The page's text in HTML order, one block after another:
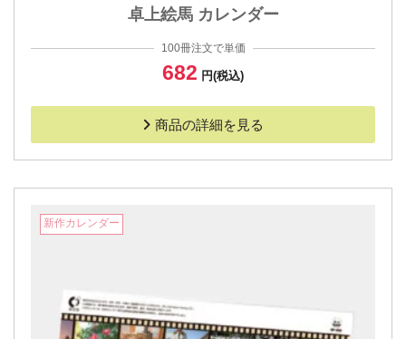
卓上絵馬 カレンダー
100冊注文で単価
682 円(税込)
商品の詳細を見る
新作カレンダー